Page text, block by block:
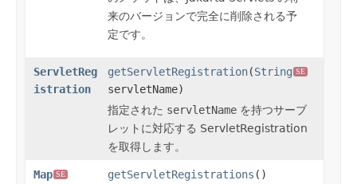
来のバージョンで完全に削除される予
定です。
ServletReg
istration
getServletRegistration(String SE
servletName)
指定された servletName を持つサーブ
レットに対応する ServletRegistration
を取得します。
Map SE getServletRegistrations ()